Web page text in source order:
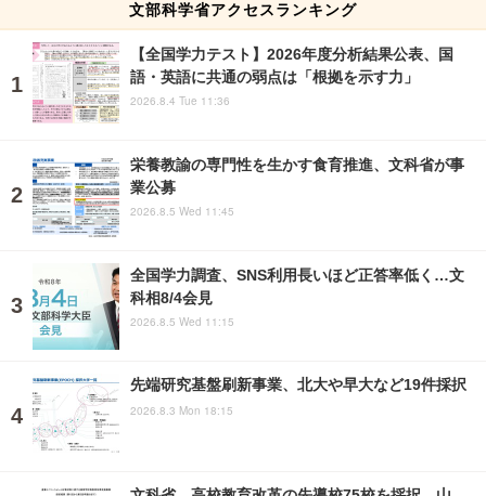
文部科学省アクセスランキング
【全国学力テスト】2026年度分析結果公表、国
語・英語に共通の弱点は「根拠を示す力」
2026.8.4 Tue 11:36
栄養教諭の専門性を生かす食育推進、文科省が事
業公募
2026.8.5 Wed 11:45
全国学力調査、SNS利用長いほど正答率低く…文
科相8/4会見
2026.8.5 Wed 11:15
先端研究基盤刷新事業、北大や早大など19件採択
2026.8.3 Mon 18:15